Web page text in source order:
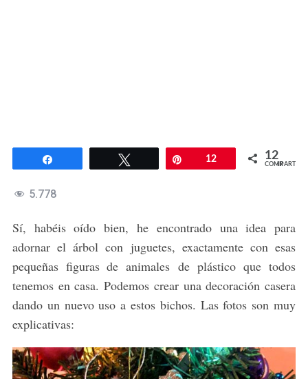
Twittear 12 12
COMPARTIR
5.778
Sí, habéis oído bien, he encontrado una idea para
adornar el árbol con juguetes, exactamente con esas
pequeñas figuras de animales de plástico que todos
tenemos en casa. Podemos crear una decoración casera
dando un nuevo uso a estos bichos. Las fotos son muy
explicativas: